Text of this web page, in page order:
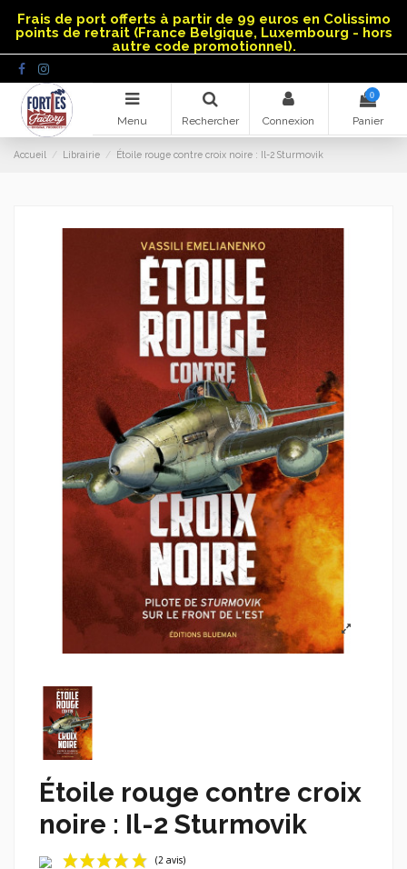
Frais de port offerts à partir de 99 euros en Colissimo
points de retrait (France Belgique, Luxembourg - hors
autre code promotionnel).
Menu Rechercher Connexion
0
Panier
Accueil Librairie Étoile rouge contre croix noire : Il-2 Sturmovik
Étoile rouge contre croix
noire : Il-2 Sturmovik